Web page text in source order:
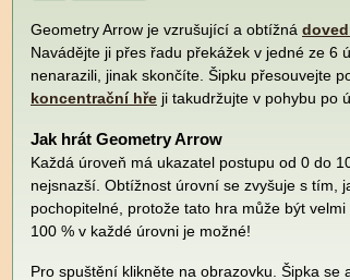
Geometry Arrow je vzrušující a obtížná
Navádějte ji přes řadu překážek v jedné ze 6
nenarazili, jinak skončíte. Šipku přesouvejte
koncentrační hře ji takudržujte v pohybu po
Jak hrát Geometry Arrow
Každá úroveň má ukazatel postupu od 0 do
nejsnazší. Obtížnost úrovní se zvyšuje s tím,
pochopitelné, protože tato hra může být
100 % v každé úrovni je možné!
Pro spuštění klikněte na obrazovku. Šipka